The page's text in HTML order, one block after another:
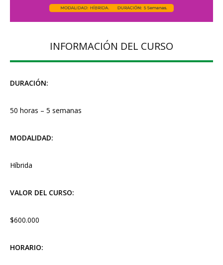
INFORMACIÓN DEL CURSO
DURACIÓN:
50 horas – 5 semanas
MODALIDAD:
Híbrida
VALOR DEL CURSO:
$600.000
HORARIO: